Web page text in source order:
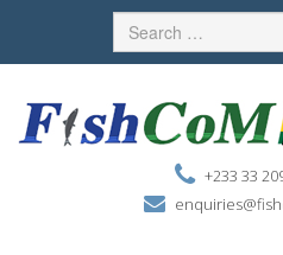
+233 33